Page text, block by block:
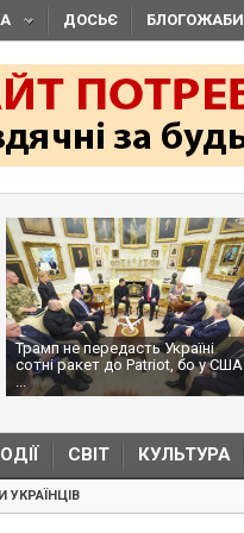
ДОСЬЄ БЛОГОЖАБИ
Трамп не передасть Україні
сотні ракет до Patriot, бо у США
...
СВІТ КУЛЬТУРА
УКРАЇНЦІВ